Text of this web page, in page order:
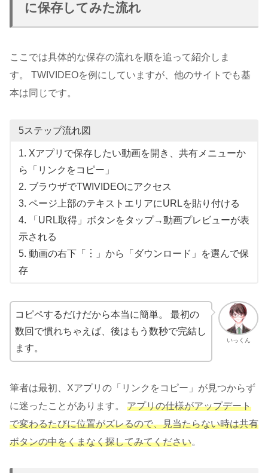
に保存してみた流れ
ここでは具体的な保存の流れを順を追って紹介しま
す。 TWIVIDEOを例にしていますが、他のサイトでも基
本は同じです。
5ステップ流れ図
1. Xアプリで保存したい動画を開き、共有メニューか
ら「リンクをコピー」
2. ブラウザでTWIVIDEOにアクセス
3. ページ上部のテキストエリアにURLを貼り付ける
4. 「URL取得」ボタンをタップ→動画プレビューが表
示される
5. 動画の右下「︙」から「ダウンロード」を選んで保
存
いっくん
コピペするだけだから本当に簡単。 最初の
数回で慣れちゃえば、後はもう数秒で完結し
ます。
筆者は最初、Xアプリの「リンクをコピー」が見つからず
に迷ったことがあります。 アプリの仕様がアップデート
で変わるたびに位置がズレるので、見当たらない時は共有
ボタンの中をくまなく探してみてください。